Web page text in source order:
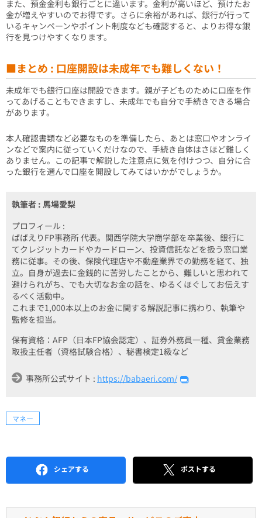
また、預金金利も銀行ごとに違います。金利が高いほど、預けたお
金が増えやすいのでお得です。さらに余裕があれば、銀行が行って
いるキャンペーンやポイント制度なども確認すると、よりお得な銀
行を見つけやすくなります。
■まとめ : 口座開設は未成年でも難しくない！
未成年でも銀行口座は開設できます。親が子どものために口座を作
ってあげることもできますし、未成年でも自分で手続きできる場合
があります。
本人確認書類など必要なものを準備したら、あとは窓口やオンライ
ンなどで案内に従っていくだけなので、手続き自体はさほど難しく
ありません。この記事で解説した注意点に気を付けつつ、自分に合
った銀行を選んで口座を開設してみてはいかがでしょうか。
執筆者 : 馬場愛梨
プロフィール :
ばばえりFP事務所 代表。関西学院大学商学部を卒業後、銀行に
てクレジットカードやカードローン、投資信託などを扱う窓口業
務に従事。その後、保険代理店や不動産業界での勤務を経て、独
立。自身が過去に金銭的に苦労したことから、難しいと思われて
避けられがち、でも大切なお金の話を、ゆるくほぐしてお伝えす
るべく活動中。
これまで1,000本以上のお金に関する解説記事に携わり、執筆や
監修を担当。
保有資格：AFP（日本FP協会認定）、証券外務員一種、貸金業務
取扱主任者（資格試験合格）、秘書検定1級など
事務所公式サイト : https://babaeri.com/
マネー
シェアする ポストする